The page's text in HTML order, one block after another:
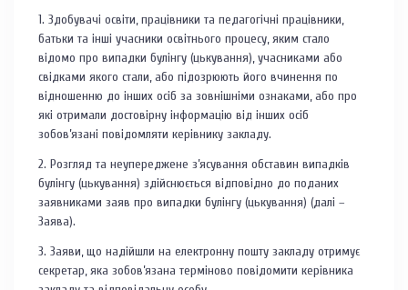
1. Здобувачі освіти, працівники та педагогічні працівники,
батьки та інші учасники освітнього процесу, яким стало
відомо про випадки булінгу (цькування), учасниками або
свідками якого стали, або підозрюють його вчинення по
відношенню до інших осіб за зовнішніми ознаками, або про
які отримали достовірну інформацію від інших осіб
зобов’язані повідомляти керівнику закладу.
2. Розгляд та неупереджене з’ясування обставин випадків
булінгу (цькування) здійснюється відповідно до поданих
заявниками заяв про випадки булінгу (цькування) (далі –
Заява).
3. Заяви, що надійшли на електронну пошту закладу отримує
секретар, яка зобов’язана терміново повідомити керівника